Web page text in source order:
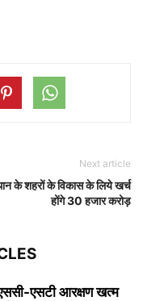
Next article
के शहरों के विकास के लिये खर्च
होंगे 30 हजार करोड़
एसटी आरक्षण खत्म